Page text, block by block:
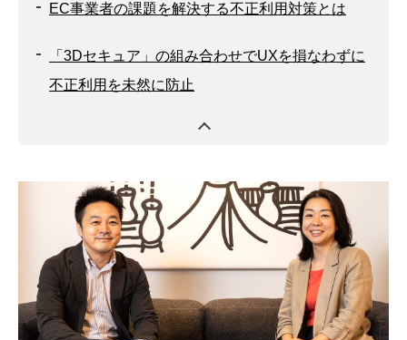
EC事業者の課題を解決する不正利用対策とは
「3Dセキュア」の組み合わせでUXを損なわずに
不正利用を未然に防止